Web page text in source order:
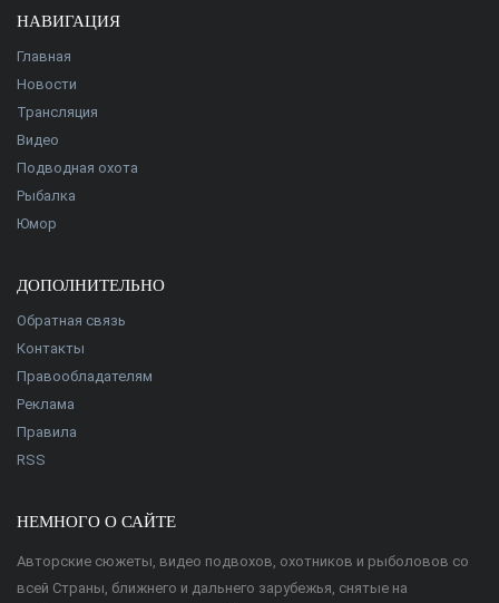
НАВИГАЦИЯ
Главная
Новости
Трансляция
Видео
Подводная охота
Рыбалка
Юмор
ДОПОЛНИТЕЛЬНО
Обратная связь
Контакты
Правообладателям
Реклама
Правила
RSS
НЕМНОГО О САЙТЕ
Авторские сюжеты, видео подвохов, охотников и рыболовов со
всей Страны, ближнего и дальнего зарубежья, снятые на